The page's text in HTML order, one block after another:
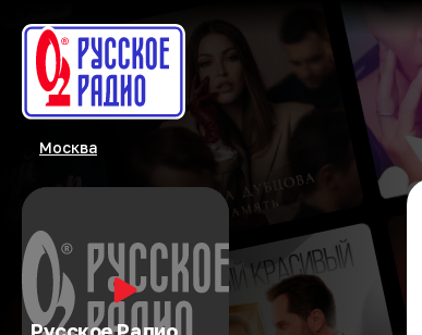
Москва